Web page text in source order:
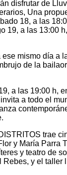
disfrutar de
Una
18, a las
19, a las 13:00
mismo día a
de la
a las 19:00 h,
a todo el
trae
y María Parra
y teatro de
y el taller